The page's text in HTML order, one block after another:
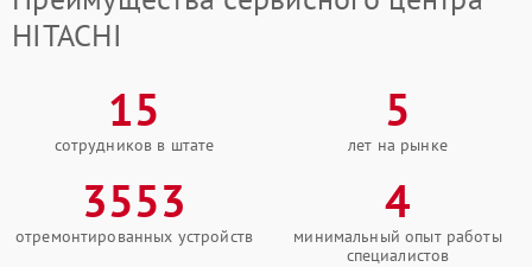
HITACHI
15
сотрудников в штате
5
лет на рынке
3553
отремонтированных устройств
4
минимальный опыт работы
специалистов